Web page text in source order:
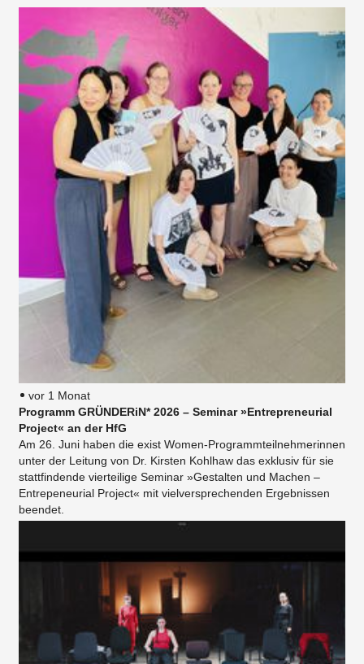
vor 1 Monat
Programm GRÜNDERiN* 2026 – Seminar »Entrepreneurial
Project« an der HfG
Am 26. Juni haben die exist Women-Programmteilnehmerinnen
unter der Leitung von Dr. Kirsten Kohlhaw das exklusiv für sie
stattfindende vierteilige Seminar »Gestalten und Machen –
Entrepeneurial Project« mit vielversprechenden Ergebnissen
beendet.